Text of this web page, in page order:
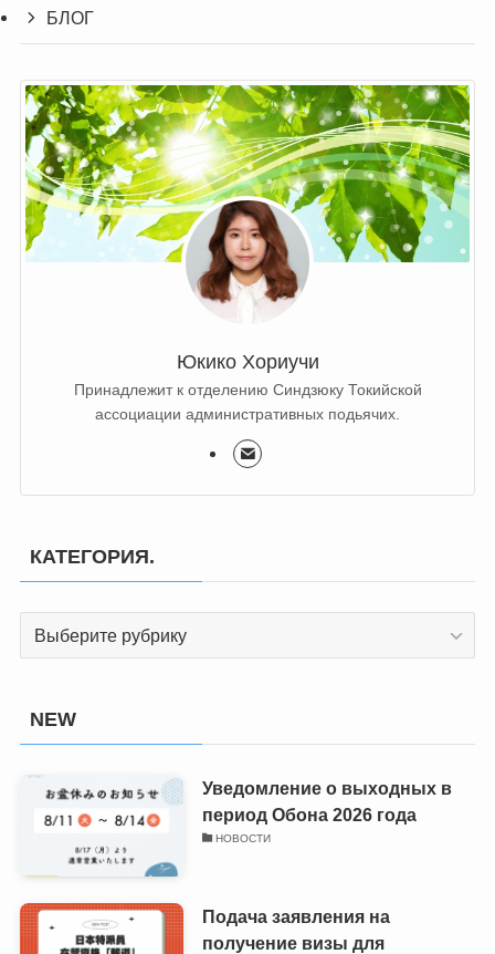
БЛОГ
Юкико Хориучи
Принадлежит к отделению Синдзюку Токийской
ассоциации административных подьячих.
КАТЕГОРИЯ.
КАТЕГОРИЯ.
NEW
Уведомление о выходных в
период Обона 2026 года
НОВОСТИ
Подача заявления на
получение визы для